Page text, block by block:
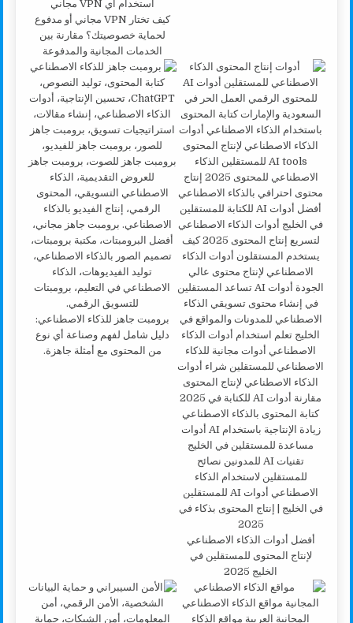
كيف تختار VPN مجاني أو مدفوع
لحماية خصوصيتك؟ مقارنة بين
الخدمات المجانية والمدفوعة
أفضل أدوات الذكاء الاصطناعي
لإنتاج المحتوى للمستقلين في
الخليج 2025
برومبت جاهز للذكاء الاصطناعي:
دليل شامل لفهم وصناعة أي نوع
من المحتوى مع أمثلة جاهزة.